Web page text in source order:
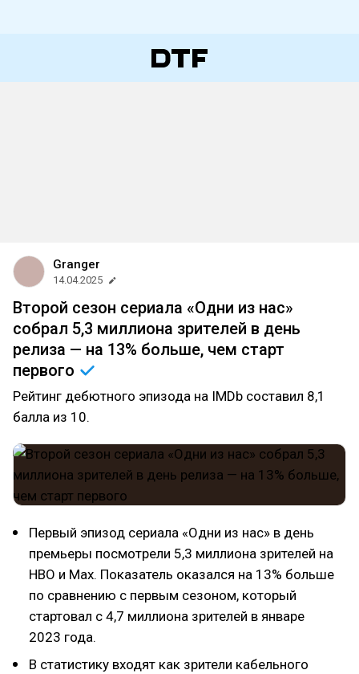
Granger
14.04.2025
Второй сезон сериала «Одни из нас»
собрал 5,3 миллиона зрителей в день
релиза — на 13% больше, чем старт
первого
Рейтинг дебютного эпизода на IMDb составил 8,1
балла из 10.
Первый эпизод сериала «Одни из нас» в день
премьеры посмотрели 5,3 миллиона зрителей на
HBO и Max. Показатель оказался на 13% больше
по сравнению с первым сезоном, который
стартовал с 4,7 миллиона зрителей в январе
2023 года.
В статистику входят как зрители кабельного